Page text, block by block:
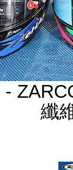
纖